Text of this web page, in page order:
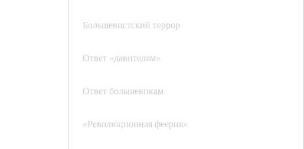
Большевистский террор
Ответ «давителям»
Ответ большевикам
«Революционная феерия»